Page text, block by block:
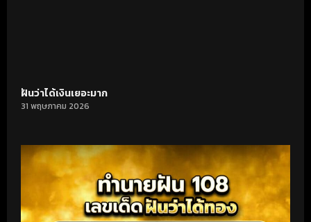
ฝันว่าได้เงินเยอะมาก
31 พฤษภาคม 2026